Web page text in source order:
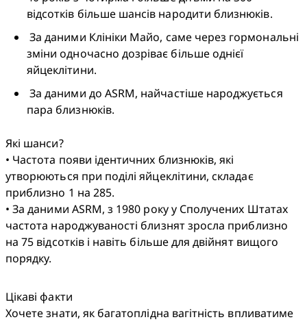
відсотків більше шансів народити близнюків.
За даними Клініки Майо, саме через гормональні
зміни одночасно дозріває більше однієї
яйцеклітини.
За даними до ASRM, найчастіше народжується
пара близнюків.
Які шанси?
• Частота появи ідентичних близнюків, які
утворюються при поділі яйцеклітини, складає
приблизно 1 на 285.
• За даними ASRM, з 1980 року у Сполучених Штатах
частота народжуваності близнят зросла приблизно
на 75 відсотків і навіть більше для двійнят вищого
порядку.
Цікаві факти
Хочете знати, як багатоплідна вагітність впливатиме